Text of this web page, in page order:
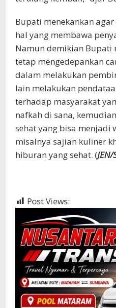
Bupati menekankan
hal yang membawa
Namun demikian Bupati
tetap mengedepankan
dalam melakukan
lain melakukan
terhadap masyarakat
nafkah di sana,
sehat yang bisa menjadi
misalnya sajian kuliner
hiburan yang sehat. (JEN/
Post Views: